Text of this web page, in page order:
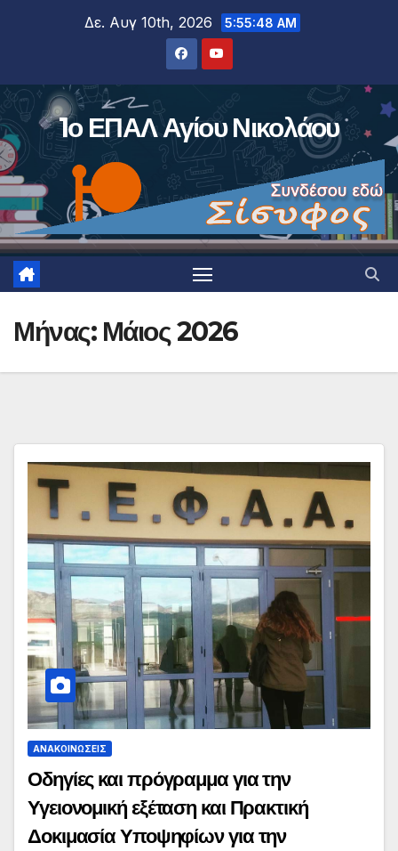
Δε. Αυγ 10th, 2026 5:55:48 AM
1ο ΕΠΑΛ Αγίου Νικολάου
Μήνας: Μάιος 2026
ΑΝΑΚΟΙΝΏΣΕΙΣ
Οδηγίες και πρόγραμμα για την
Υγειονομική εξέταση και Πρακτική
Δοκιμασία Υποψηφίων για την